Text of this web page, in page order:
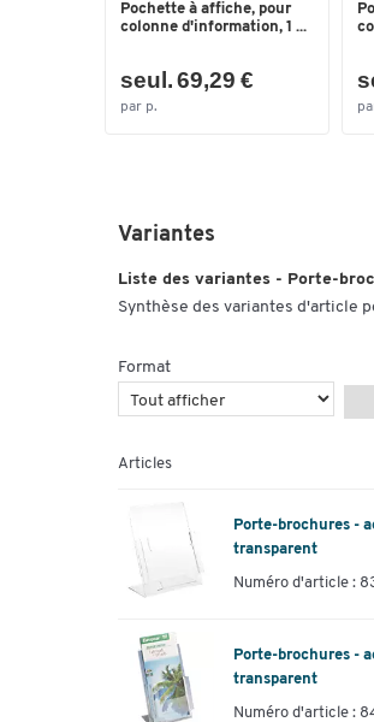
Pochette à affiche, pour
colonne d'information, 1 ...
seul. 69,29 €
par p.
Variantes
Liste des variantes - Porte-
Synthèse des variantes d'article
Format
Articles
Porte-brochures -
transparent
Numéro d'article :
Porte-brochures -
transparent
Numéro d'article :